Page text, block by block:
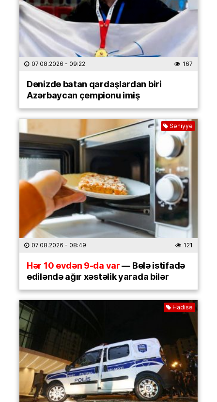
07.08.2026 - 09:22 167
Dənizdə batan qardaşlardan biri
Azərbaycan çempionu imiş
Səhiyyə
07.08.2026 - 08:49 121
Hər 10 evdən 9-da var— Belə istifadə
ediləndə ağır xəstəlik yarada bilər
Hadisə